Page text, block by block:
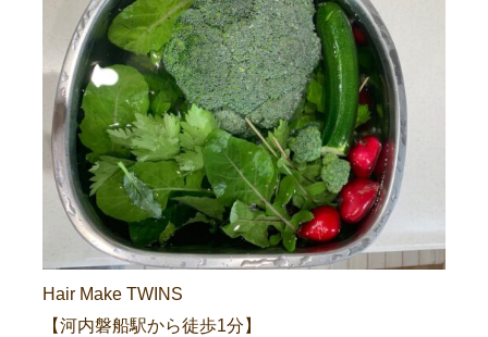
Hair Make TWINS
【河内磐船駅から徒歩1分】